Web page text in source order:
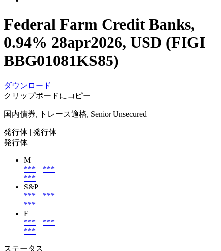
Federal Farm Credit Banks,
0.94% 28apr2026, USD (FIGI
BBG01081KS85)
ダウンロード
クリップボードにコピー
国内債券, トレース適格, Senior Unsecured
発行体 | 発行体
発行体
M
*** | ***
***
S&P
*** | ***
***
F
*** | ***
***
ステータス